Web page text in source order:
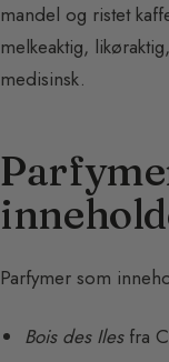
mandel og ristet
melkeaktig,
medisinsk.
Parfymer som
Bois des Ilesfra